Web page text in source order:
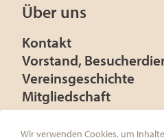
Über uns
Kontakt
Vorstand,
Vereinsgeschichte
Mitgliedschaft
Presse
Förderer
Wir verwenden Cookies, um